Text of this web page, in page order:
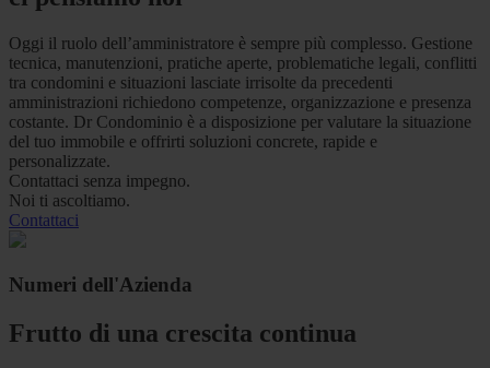
Oggi il ruolo dell’amministratore è sempre più complesso. Gestione
tecnica, manutenzioni, pratiche aperte, problematiche legali, conflitti
tra condomini e situazioni lasciate irrisolte da precedenti
amministrazioni richiedono competenze, organizzazione e presenza
costante. Dr Condominio è a disposizione per valutare la situazione
del tuo immobile e offrirti soluzioni concrete, rapide e
personalizzate.
Contattaci senza impegno.
Noi ti ascoltiamo.
Contattaci
Numeri dell'Azienda
Frutto di una crescita continua